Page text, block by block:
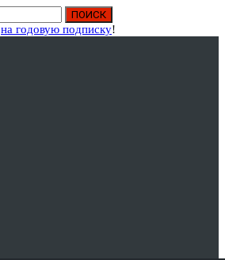
на годовую подписку!